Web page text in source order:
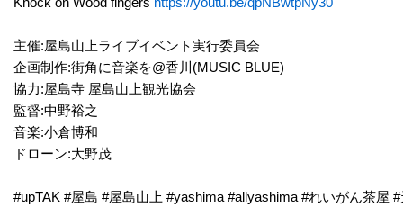
主催:屋島山上ライブイベント実行委員会
企画制作:街角に音楽を@香川(MUSIC BLUE)
協力:屋島寺 屋島山上観光協会
監督:中野裕之
音楽:小倉博和
ドローン:大野茂
#upTAK #屋島 #屋島山上 #yashima #allyashima #れいがん茶屋